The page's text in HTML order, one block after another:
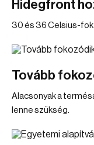
Hidegfront
30 és 36 Celsius-
Tovább
Alacsonyak a
lenne szükség.